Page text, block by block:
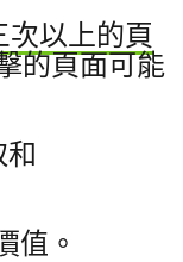
次以上的頁
的頁面可能
值 。